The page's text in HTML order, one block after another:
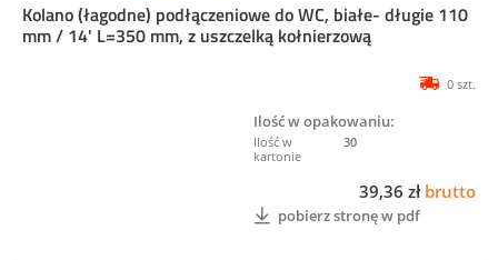
Kolano (łagodne) podłączeniowe do WC, białe- długie 110
mm / 14' L=350 mm, z uszczelką kołnierzową
0 szt.
Ilość w opakowaniu:
30
39,36 zł brutto
pobierz stronę w pdf